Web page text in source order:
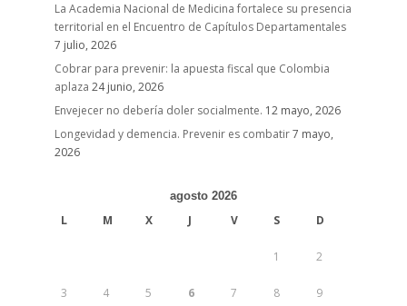
La Academia Nacional de Medicina fortalece su presencia
territorial en el Encuentro de Capítulos Departamentales
7 julio, 2026
Cobrar para prevenir: la apuesta fiscal que Colombia
aplaza 24 junio, 2026
Envejecer no debería doler socialmente. 12 mayo, 2026
Longevidad y demencia. Prevenir es combatir7 mayo,
2026
agosto 2026
L M X J V S D
1 2
3 4 5 6 7 8 9